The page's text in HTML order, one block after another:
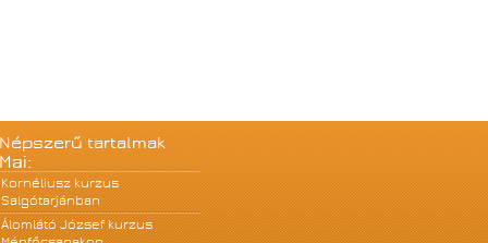
Népszerű tartalmak
Mai:
Kornéliusz kurzus
Salgótarjánban
Álomlátó József kurzus